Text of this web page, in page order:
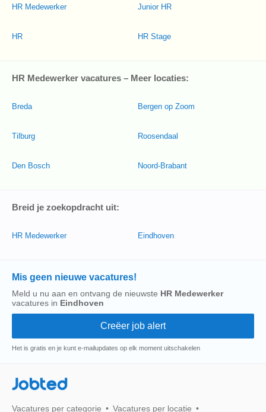
HR Medewerker
HR
Junior HR
HR Stage
HR Medewerker vacatures – Meer locaties:
Breda
Tilburg
Den Bosch
Bergen op Zoom
Roosendaal
Noord-Brabant
Breid je zoekopdracht uit:
HR Medewerker Eindhoven
Mis geen nieuwe vacatures!
Meld u nu aan en ontvang de nieuwste HR Medewerker
vacatures in Eindhoven
Het is gratis en je kunt e-mailupdates op elk moment uitschakelen
Jobted
Vacatures per categorie Vacatures per locatie